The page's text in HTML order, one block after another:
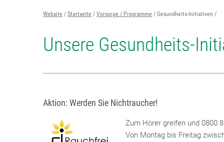
Website Startseite Vorsorge / Programme Gesundheits-Initiativen
Unsere Gesundheits-
Aktion: Werden Sie Nichtraucher!
Zum Hörer greifen und 0800
Von Montag bis Freitag